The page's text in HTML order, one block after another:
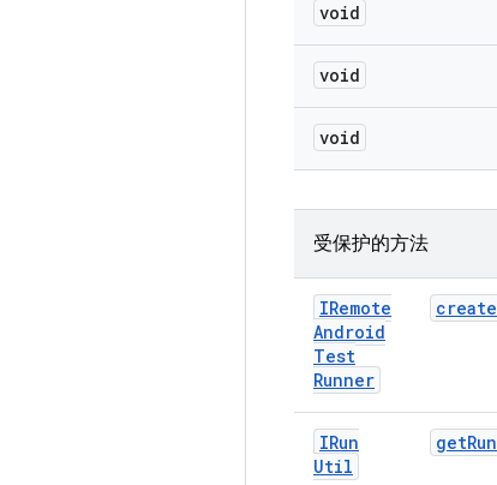
void
void
void
受保护的方法
IRemote
Android
Test
Runner
create
IRun
Util
getRun